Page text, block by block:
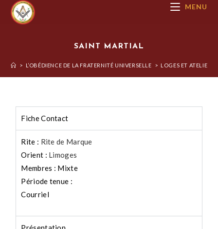
MENU
SAINT MARTIAL
> L’OBÉDIENCE DE LA FRATERNITÉ UNIVERSELLE > LOGES ET ATELIERS
Fiche Contact
Rite : Rite de Marque
Orient : Limoges
Membres : Mixte
Période tenue :
Courriel